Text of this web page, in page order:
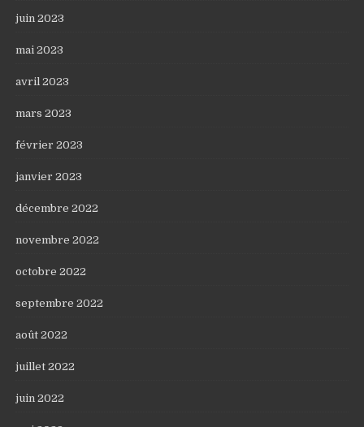
juin 2023
mai 2023
avril 2023
mars 2023
février 2023
janvier 2023
décembre 2022
novembre 2022
octobre 2022
septembre 2022
août 2022
juillet 2022
juin 2022